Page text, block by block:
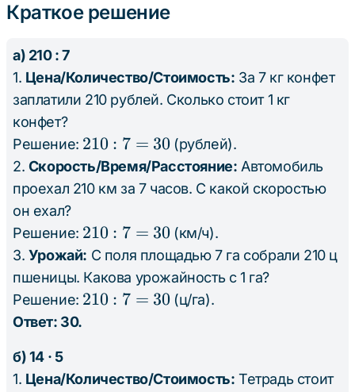
Краткое решение
а) 210 : 7
1. Цена/Количество/Стоимость: За 7 кг конфет
заплатили 210 рублей. Сколько стоит 1 кг
конфет?
Решение: 210
: 7
=
210 : 7 = 30(рублей).
2. Скорость/Время/Расстояние: Автомобиль
проехал 210 км за 7 часов. С какой скоростью
он ехал?
Решение: 210
: 7
=
30
210 : 7 = 30(км/ч).
3. Урожай: С поля площадью 7 га собрали 210 ц
пшеницы. Какова урожайность с 1 га?
Решение: 210
210 : 7 = 30(ц/га).
Ответ: 30.
б) 14 · 5
1. Цена/Количество/Стоимость: Тетрадь стоит